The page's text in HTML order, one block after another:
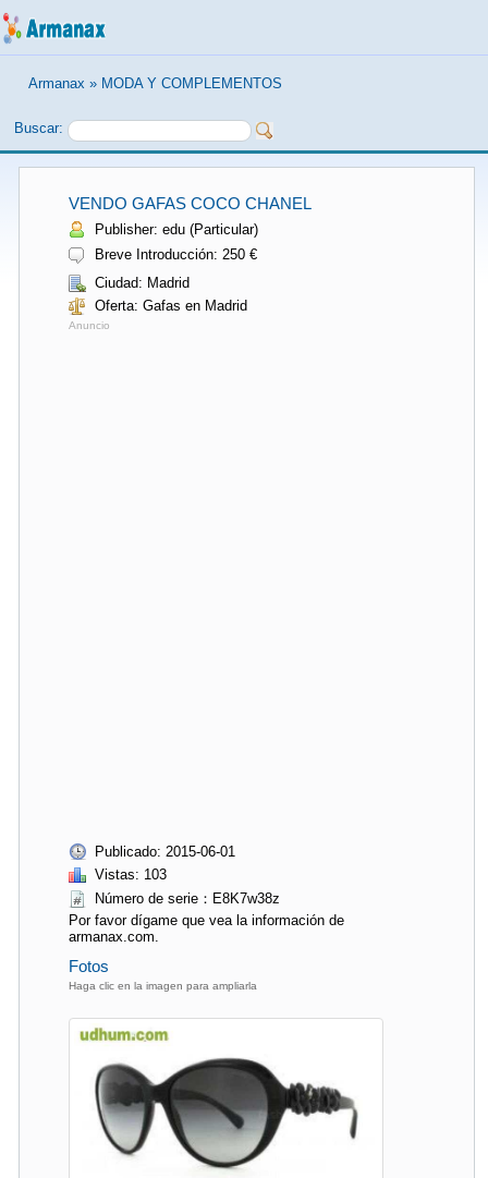
Armanax » MODA Y COMPLEMENTOS
Buscar:
VENDO GAFAS COCO CHANEL
Publisher: edu (Particular)
Breve Introducción: 250 €
Ciudad: Madrid
Oferta: Gafas en Madrid
Anuncio
Publicado: 2015-06-01
Vistas: 103
Número de serie：E8K7w38z
Por favor dígame que vea la información de
armanax.com.
Fotos
Haga clic en la imagen para ampliarla